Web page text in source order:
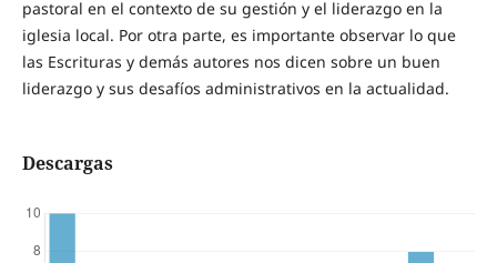
pastoral en el contexto de su gestión y el liderazgo en la
iglesia local. Por otra parte, es importante observar lo que
las Escrituras y demás autores nos dicen sobre un buen
liderazgo y sus desafíos administrativos en la actualidad.
Descargas